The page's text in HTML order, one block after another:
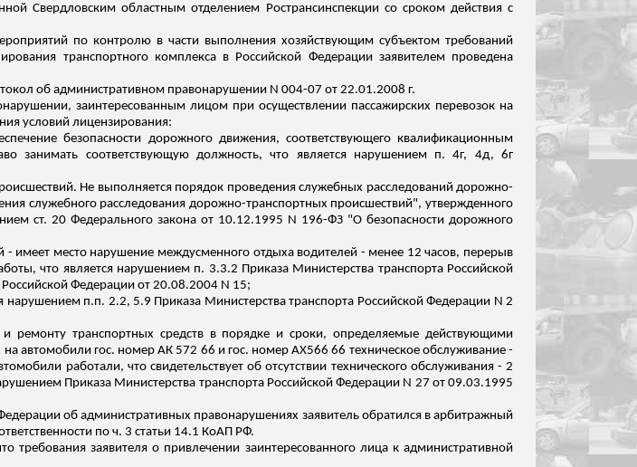
Свердловским областным отделением Ространсинспекции со сроком действия с
по контролю в части выполнения хозяйствующим субъектом требований
транспортного комплекса в Российской Федерации заявителем проведена
об административном правонарушении N 004-07 от 22.01.2008 г.
заинтересованным лицом при осуществлении пассажирских перевозок на
условий лицензирования:
безопасности дорожного движения, соответствующего квалификационным
занимать соответствующую должность, что является нарушением п. 4г, 4д, 6г
Не выполняется порядок проведения служебных расследований дорожно-
служебного расследования дорожно-транспортных происшествий", утвержденного
ст. 20 Федерального закона от 10.12.1995 N 196-ФЗ "О безопасности дорожного
- имеет место нарушение междусменного отдыха водителей - менее 12 часов, перерыв
что является нарушением п. 3.3.2 Приказа Министерства транспорта Российской
Федерации от 20.08.2004 N 15;
нарушением п.п. 2.2, 5.9 Приказа Министерства транспорта Российской Федерации N 2
ремонту транспортных средств в порядке и сроки, определяемые действующими
автомобили гос. номер АК 572 66 и гос. номер АХ566 66 техническое обслуживание -
работали, что свидетельствует об отсутствии технического обслуживания - 2
Приказа Министерства транспорта Российской Федерации N 27 от 09.03.1995
об административных правонарушениях заявитель обратился в арбитражный
по ч. 3 статьи 14.1 КоАП РФ.
требования заявителя о привлечении заинтересованного лица к административной